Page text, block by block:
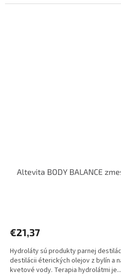
Altevita BODY BALANCE
€21,37
Hydroláty sú produkty parnej
destilácii éterických olejov z bylín a
kvetové vody. Terapia hydrolátmi je...